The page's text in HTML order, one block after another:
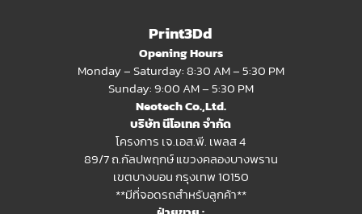
Print3Dd
Opening Hours
Monday – Saturday: 8:30 AM – 5:30 PM
Sunday: 9:00 AM – 5:30 PM
Neotech Co.,Ltd.
บริษัท นีโอเทค จำกัด
โครงการ เจ.เอส.พี. เพลส 4
89/7 ถ.กัลปพฤกษ์ แขวงคลองบางพราน
เขตบางบอน กรุงเทพ 10150
**มีที่จอดรถสำหรับลูกค้า**